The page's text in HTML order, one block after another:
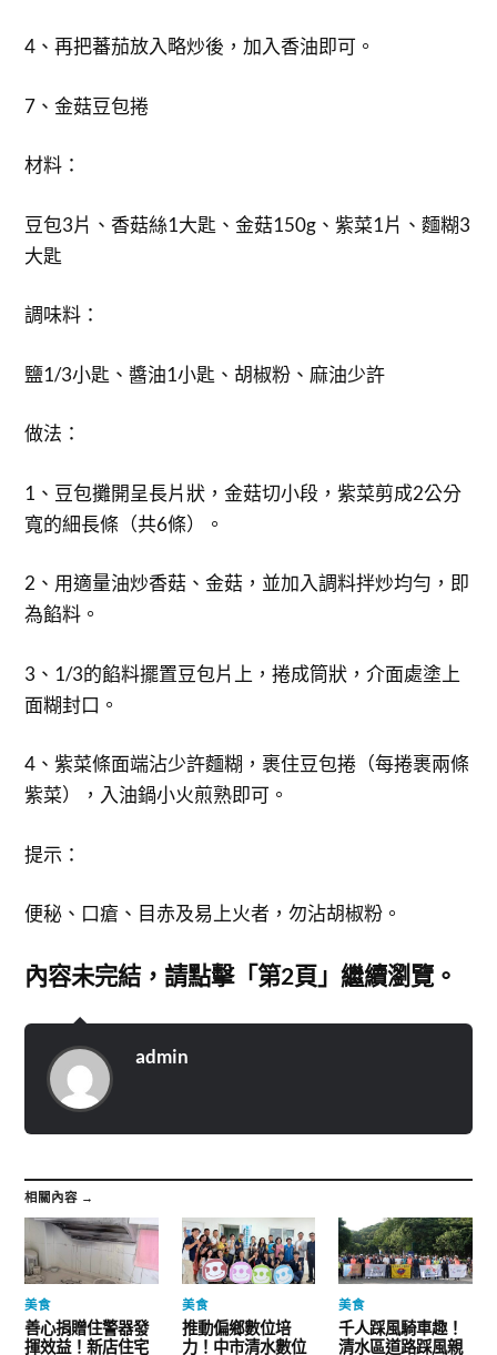
4、再把蕃茄放入略炒後，加入香油即可。
7、金菇豆包捲
材料：
豆包3片、香菇絲1大匙、金菇150g、紫菜1片、麵糊3
大匙
調味料：
鹽1/3小匙、醬油1小匙、胡椒粉、麻油少許
做法：
1、豆包攤開呈長片狀，金菇切小段，紫菜剪成2公分
寬的細長條（共6條）。
2、用適量油炒香菇、金菇，並加入調料拌炒均勻，即
為餡料。
3、1/3的餡料擺置豆包片上，捲成筒狀，介面處塗上
面糊封口。
4、紫菜條面端沾少許麵糊，裹住豆包捲（每捲裹兩條
紫菜），入油鍋小火煎熟即可。
提示：
便秘、口瘡、目赤及易上火者，勿沾胡椒粉。
內容未完結，請點擊「第2頁」繼續瀏覽。
admin
相關內容 →
美食
善心捐贈住警器發
揮效益！新店住宅
美食
推動偏鄉數位培
力！中市清水數位
美食
千人踩風騎車趣！
清水區道路踩風親